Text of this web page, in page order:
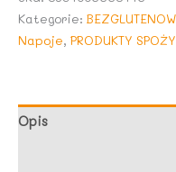
TRUSKAWKAMI
30
Kategorie:
Napoje, PRODUKTY
Opis